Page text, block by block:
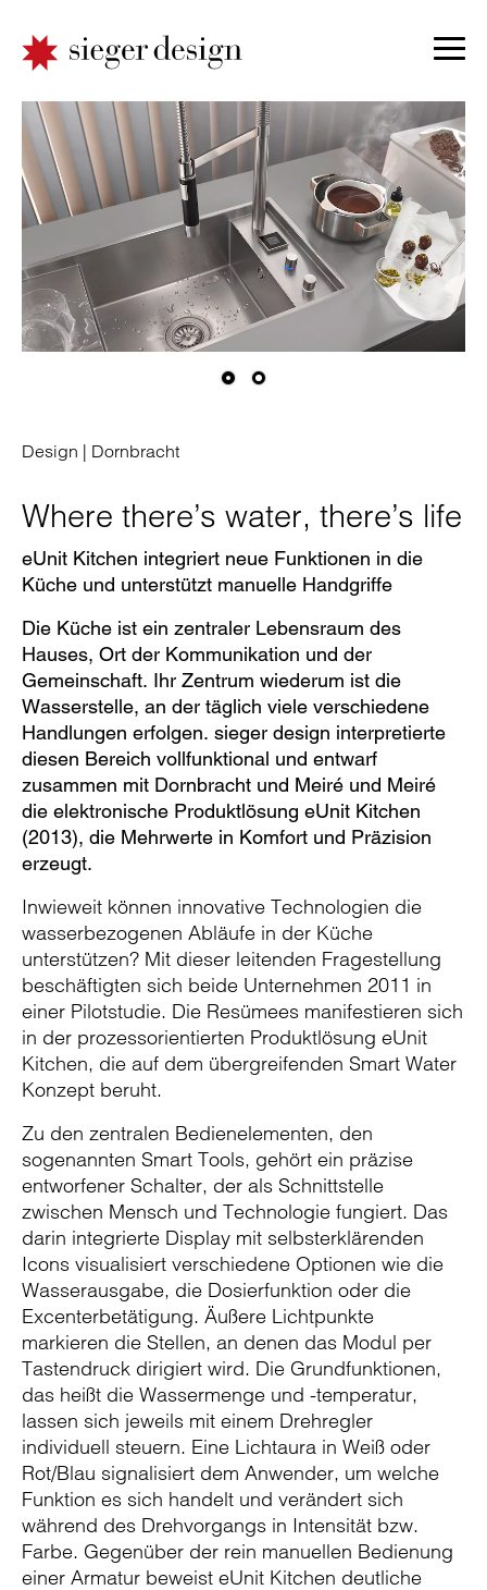
Design | Dornbracht
Where there’s water, there’s life
eUnit Kitchen integriert neue Funktionen in die
Küche und unterstützt manuelle Handgriffe
Die Küche ist ein zentraler Lebensraum des
Hauses, Ort der Kommunikation und der
Gemeinschaft. Ihr Zentrum wiederum ist die
Wasserstelle, an der täglich viele verschiedene
Handlungen erfolgen. sieger design interpretierte
diesen Bereich vollfunktional und entwarf
zusammen mit Dornbracht und Meiré und Meiré
die elektronische Produktlösung eUnit Kitchen
(2013), die Mehrwerte in Komfort und Präzision
erzeugt.
Inwieweit können innovative Technologien die
wasserbezogenen Abläufe in der Küche
unterstützen? Mit dieser leitenden Fragestellung
beschäftigten sich beide Unternehmen 2011 in
einer Pilotstudie. Die Resümees manifestieren sich
in der prozessorientierten Produktlösung eUnit
Kitchen, die auf dem übergreifenden Smart Water
Konzept beruht.
Zu den zentralen Bedienelementen, den
sogenannten Smart Tools, gehört ein präzise
entworfener Schalter, der als Schnittstelle
zwischen Mensch und Technologie fungiert. Das
darin integrierte Display mit selbsterklärenden
Icons visualisiert verschiedene Optionen wie die
Wasserausgabe, die Dosierfunktion oder die
Excenterbetätigung. Äußere Lichtpunkte
markieren die Stellen, an denen das Modul per
Tastendruck dirigiert wird. Die Grundfunktionen,
das heißt die Wassermenge und -temperatur,
lassen sich jeweils mit einem Drehregler
individuell steuern. Eine Lichtaura in Weiß oder
Rot/Blau signalisiert dem Anwender, um welche
Funktion es sich handelt und verändert sich
während des Drehvorgangs in Intensität bzw.
Farbe. Gegenüber der rein manuellen Bedienung
einer Armatur beweist eUnit Kitchen deutliche